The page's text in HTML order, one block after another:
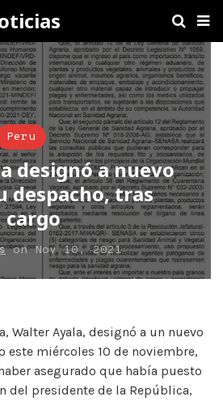
Peru
designó a nuevo
despacho, tras
cargo
onNov 10, 2021
Walter Ayala, designó a un nuevo
este miércoles 10 de noviembre,
asegurado que había puesto
del presidente de la República,